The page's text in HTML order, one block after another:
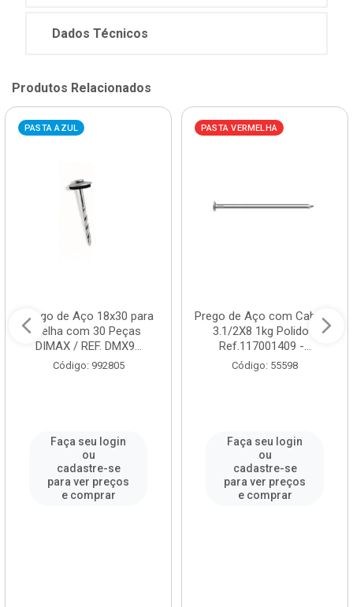
Dados Técnicos
Produtos Relacionados
PASTA AZUL
Prego de Aço 18x30 para
Telha com 30 Peças
DIMAX / REF. DMX9...
Código: 992805
Faça seu login
ou
cadastre-se
para ver preços
e comprar
PASTA VERMELHA
Prego de Aço com Cabeça
3.1/2X8 1kg Polido -
Ref.117001409 -...
Código: 55598
Faça seu login
ou
cadastre-se
para ver preços
e comprar